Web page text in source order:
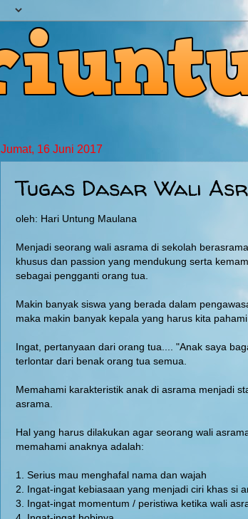
Jumat, 16 Juni 2017
Tugas Dasar Wali
oleh: Hari Untung Maulana
Menjadi seorang wali asrama di sekolah
khusus dan passion yang mendukung serta
sebagai pengganti orang tua.
Makin banyak siswa yang berada dalam
maka makin banyak kepala yang harus kita
Ingat, pertanyaan dari orang tua.... "Anak saya
terlontar dari benak orang tua semua.
Memahami karakteristik anak di asrama menjadi
asrama.
Hal yang harus dilakukan agar seorang wali
memahami anaknya adalah:
1. Serius mau menghafal nama dan wajah
2. Ingat-ingat kebiasaan yang menjadi ciri khas si
3. Ingat-ingat momentum / peristiwa ketika wali